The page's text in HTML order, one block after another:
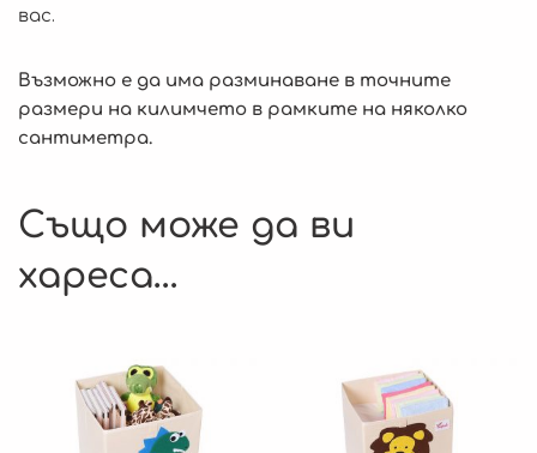
вас.
Възможно е да има разминаване в точните
размери на килимчето в рамките на няколко
сантиметра.
Също може да ви
хареса…